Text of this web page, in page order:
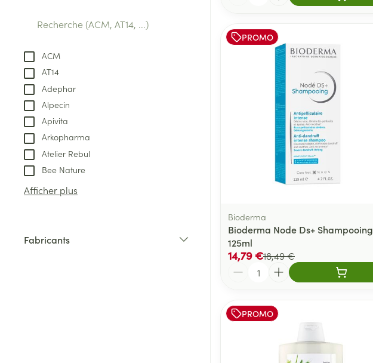
ACM
AT14
Adephar
Alpecin
Apivita
Arkopharma
Atelier Rebul
Bee Nature
Afficher plus
Fabricants
PROMO
Bioderma
Bioderma Node Ds+ Shampooing
125ml
18,49 €
14,79 €
Quantité
PROMO